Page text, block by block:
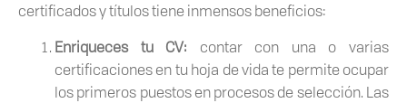
certificados y títulos tiene inmensos beneficios:
Enriqueces tu CV: contar con una o varias
certificaciones en tu hoja de vida te permite ocupar
los primeros puestos en procesos de selección. Las